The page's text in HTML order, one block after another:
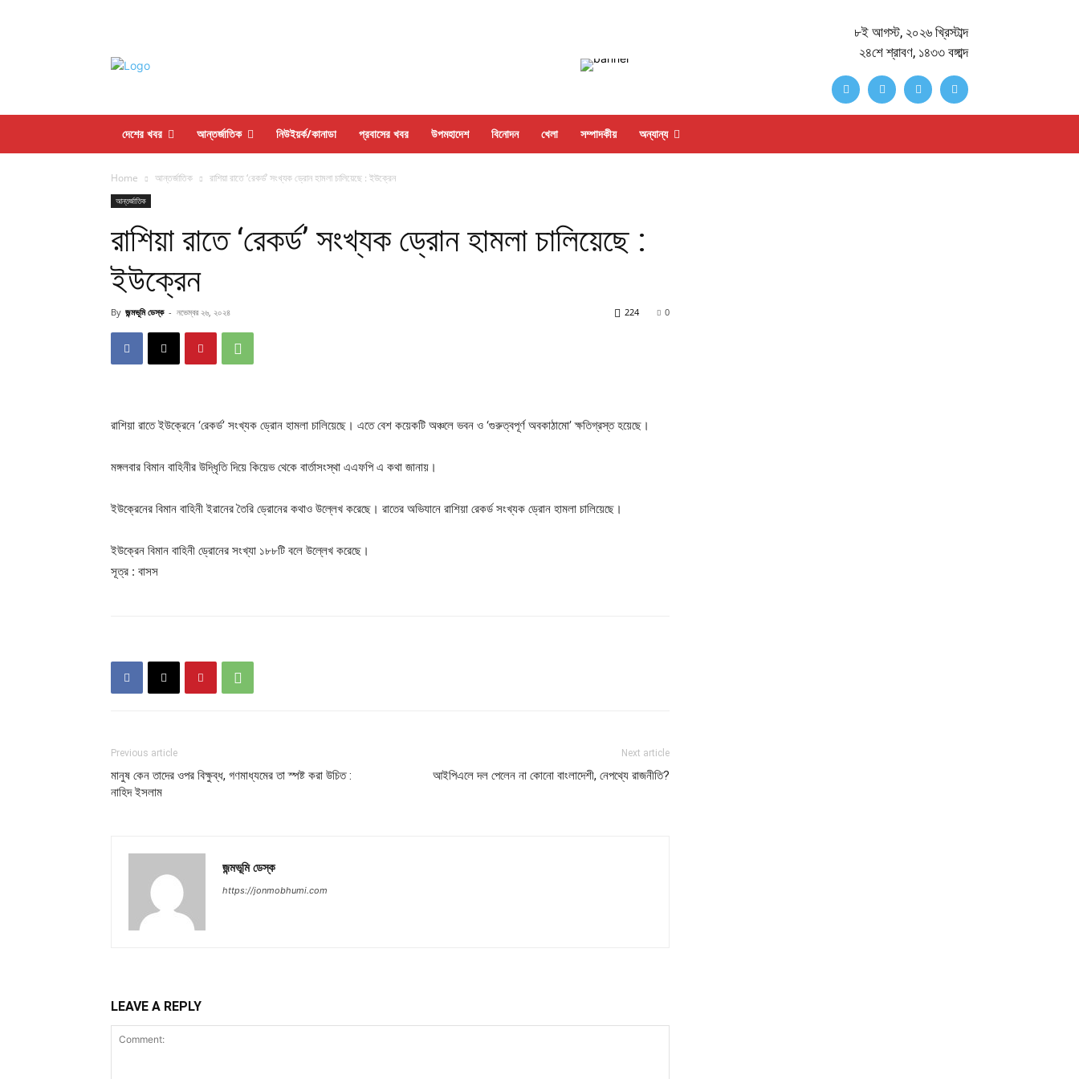
৮ই আগস্ট, ২০২৬ খ্রিস্টাব্দ
২৪শে শ্রাবণ, ১৪৩৩ বঙ্গাব্দ
দেশের খবর আন্তর্জাতিক নিউইয়র্ক/কানাডা প্রবাসের খবর উপমহাদেশ বিনোদন খেলা সম্পাদকীয় অন্যান্য
Home আন্তর্জাতিক রাশিয়া রাতে ‘রেকর্ড’ সংখ্যক ড্রোন হামলা চালিয়েছে : ইউক্রেন
আন্তর্জাতিক
রাশিয়া রাতে ‘রেকর্ড’ সংখ্যক ড্রোন হামলা চালিয়েছে :
ইউক্রেন
By জন্মভূমি ডেস্ক - নভেম্বর ২৬, ২০২৪ 0
224
রাশিয়া রাতে ইউক্রেনে ‘রেকর্ড’ সংখ্যক ড্রোন হামলা চালিয়েছে। এতে বেশ কয়েকটি অঞ্চলে ভবন ও ‘গুরুত্বপূর্ণ অবকাঠামো’ ক্ষতিগ্রস্ত হয়েছে।
মঙ্গলবার বিমান বাহিনীর উদ্ধিৃতি দিয়ে কিয়েভ থেকে বার্তাসংস্থা এএফপি এ কথা জানায়।
ইউক্রেনের বিমান বাহিনী ইরানের তৈরি ড্রোনের কথাও উল্লেখ করেছে। রাতের অভিযানে রাশিয়া রেকর্ড সংখ্যক ড্রোন হামলা চালিয়েছে।
ইউক্রেন বিমান বাহিনী ড্রোনের সংখ্যা ১৮৮টি বলে উল্লেখ করেছে।
সূত্র : বাসস
Previous article
মানুষ কেন তাদের ওপর বিক্ষুব্ধ, গণমাধ্যমের তা স্পষ্ট করা উচিত :
নাহিদ ইসলাম
Next article
আইপিএলে দল পেলেন না কোনো বাংলাদেশী, নেপথ্যে রাজনীতি?
জন্মভূমি ডেস্ক
https://jonmobhumi.com
LEAVE A REPLY